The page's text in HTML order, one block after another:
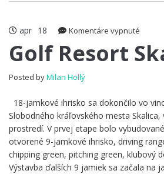
apr 18 Komentáre vypnuté
Resort
Golf Resort
Posted byMilan Hollý
18-jamkové ihrisko sa dokončilo vo
Slobodného kráľovského mesta
prostredí. V prvej etape bolo
otvorené 9-jamkové ihrisko, driving
chipping green, pitching green, klubový
Výstavba ďalších 9 jamiek sa začala na